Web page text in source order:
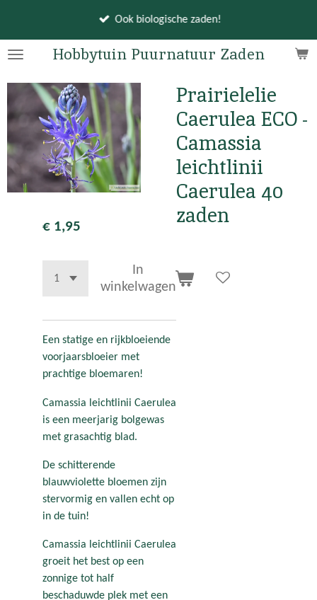
naar
hoofdinhoud
Hobbytuin Puurnatuur Zaden
Ook biologische zaden!
Prairielelie
Caerulea ECO -
Camassia
leichtlinii
Caerulea 40
zaden
€ 1,95
In
winkelwagen
Een statige en rijkbloeiende
voorjaarsbloeier met
prachtige bloemaren!
Camassia leichtlinii Caerulea
is een meerjarig bolgewas
met grasachtig blad.
De schitterende
blauwviolette bloemen zijn
stervormig en vallen echt op
in de tuin!
Camassia leichtlinii Caerulea
groeit het best op een
zonnige tot half
beschaduwde plek met een